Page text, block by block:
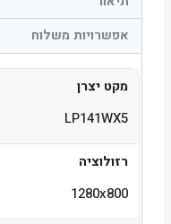
אפשרויות משלוח
מקט יצרן
LP141WX5
רזולוציה
1280x800